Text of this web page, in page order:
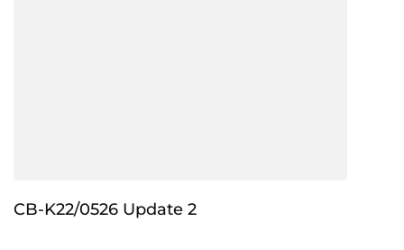
CB-K22/0526 Update 2